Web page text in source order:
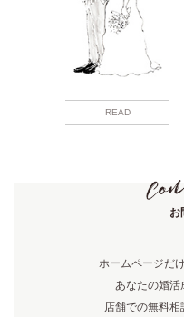
READ
お
ホームページだ
あなたの婚活
店舗での無料相